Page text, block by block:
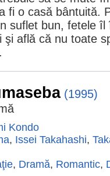
fi o casă bântuită.
suflet bun, fetele
şi află că nu toate
(1995)
Kondo
, Issei Takahashi,
, Dramă, Romantic,